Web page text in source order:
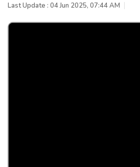
Last Update : 04 Jun 2025, 07:44 AM